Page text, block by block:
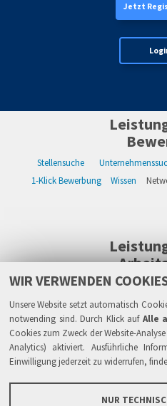
WIR VERWENDEN
Unsere Website setzt automatisch
notwending sind. Durch Klick auf Alle
Cookies zum Zweck der Website-
Analytics) aktiviert. Ausführliche
Einwilligung jederzeit zu widerrufen,
NUR
Jetzt
Stellensuche
1-Klick Bewerbung
Wissen
WIKWAY Online-Recruiting
Alle Einzelleistungen
Wissen